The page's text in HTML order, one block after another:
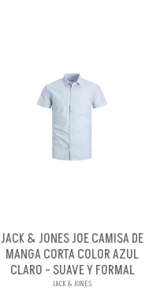
JACK & JONES JOE CAMISA DE
MANGA CORTA COLOR AZUL
CLARO - SUAVE Y FORMAL
JACK & JONES